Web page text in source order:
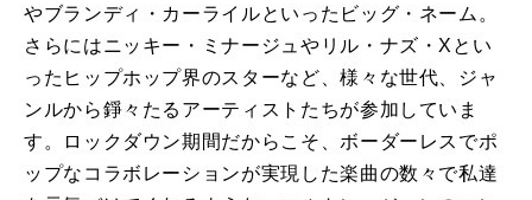
やブランディ・カーライルといったビッグ・ネーム。
さらにはニッキー・ミナージュやリル・ナズ・Xとい
ったヒップホップ界のスターなど、様々な世代、ジャ
ンルから錚々たるアーティストたちが参加していま
す。ロックダウン期間だからこそ、ボーダーレスでポ
ップなコラボレーションが実現した楽曲の数々で私達